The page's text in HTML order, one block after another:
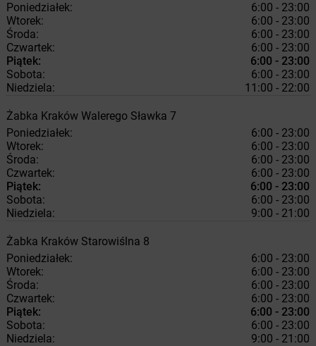
Poniedziałek:
6:00 - 23:00
Wtorek:
6:00 - 23:00
Środa:
6:00 - 23:00
Czwartek:
6:00 - 23:00
Piątek:
6:00 - 23:00
Sobota:
6:00 - 23:00
Niedziela:
11:00 - 22:00
Żabka Kraków Walerego Sławka 7
Poniedziałek:
6:00 - 23:00
Wtorek:
6:00 - 23:00
Środa:
6:00 - 23:00
Czwartek:
6:00 - 23:00
Piątek:
6:00 - 23:00
Sobota:
6:00 - 23:00
Niedziela:
9:00 - 21:00
Żabka Kraków Starowiślna 8
Poniedziałek:
6:00 - 23:00
Wtorek:
6:00 - 23:00
Środa:
6:00 - 23:00
Czwartek:
6:00 - 23:00
Piątek:
6:00 - 23:00
Sobota:
6:00 - 23:00
Niedziela:
9:00 - 21:00